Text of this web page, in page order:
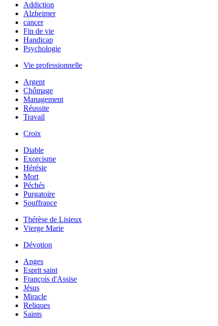
Addiction
Alzheimer
cancer
Fin de vie
Handicap
Psychologie
Vie professionnelle
Argent
Chômage
Management
Réussite
Travail
Croix
Diable
Exorcisme
Hérésie
Mort
Péchés
Purgatoire
Souffrance
Thérèse de Lisieux
Vierge Marie
Dévotion
Anges
Esprit saint
François d'Assise
Jésus
Miracle
Reliques
Saints